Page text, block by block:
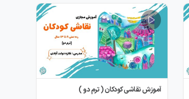
آموزش نقاشی کودکان ( ترم دو )